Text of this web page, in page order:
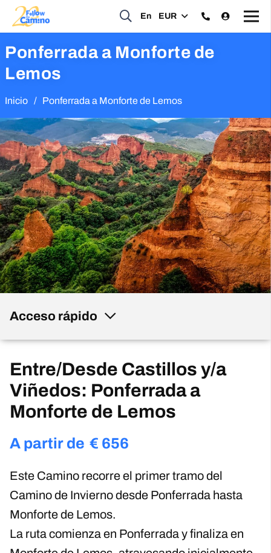
En EUR
Ponferrada a Monforte de
Lemos
Inicio / Ponferrada a Monforte de Lemos
Acceso rápido
Entre/Desde Castillos y/a
Viñedos: Ponferrada a
Monforte de Lemos
A partir de € 656
Este Camino recorre el primer tramo del
Camino de Invierno desde Ponferrada hasta
Monforte de Lemos.
La ruta comienza en Ponferrada y finaliza en